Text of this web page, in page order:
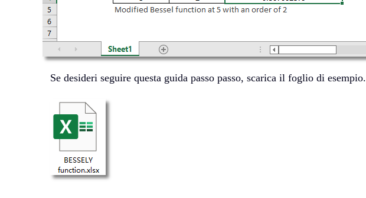
Se desideri seguire questa guida passo passo, scarica il foglio di esempio.